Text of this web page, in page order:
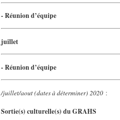
- Réunion d’équipe
juillet
- Réunion d’équipe
/juillet/aout (dates à déterminer) 2020:
Sortie(s) culturelle(s) du GRAHS